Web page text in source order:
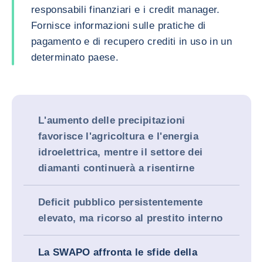
responsabili finanziari e i credit manager.
Fornisce informazioni sulle pratiche di
pagamento e di recupero crediti in uso in un
determinato paese.
L'aumento delle precipitazioni
favorisce l'agricoltura e l'energia
idroelettrica, mentre il settore dei
diamanti continuerà a risentirne
Deficit pubblico persistentemente
elevato, ma ricorso al prestito interno
La SWAPO affronta le sfide della